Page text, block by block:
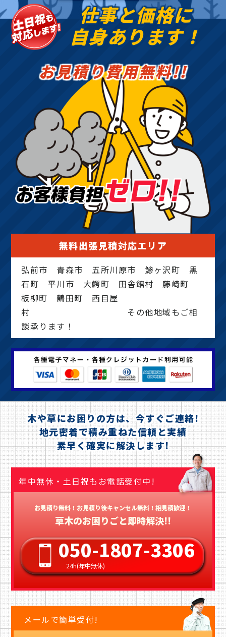
仕事と価格に
自身あります！
お見積り費用無料!!
無料出張見積対応エリア
弘前市 青森市 五所川原市 鯵ヶ沢町 黒
石町 平川市 大鰐町 田舎館村 藤崎町
板柳町 鶴田町 西目屋
村 その他地域もご相
談承ります！
木や草にお困りの方は、今すぐご連絡!
地元密着で積み重ねた信頼と実績
素早く確実に解決します!
年中無休・土日祝もお電話受付中!
お見積り無料！お見積り後キャンセル無料！相見積歓迎！
草木のお困りごと即時解決!!
050-1807-3306
24h(年中無休)
メールで簡単受付!